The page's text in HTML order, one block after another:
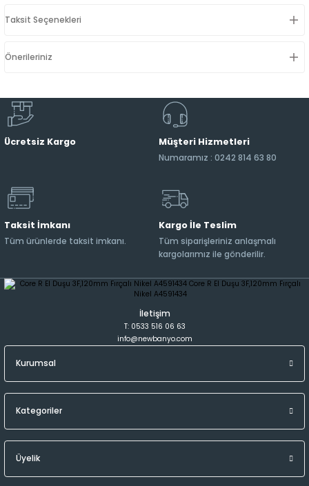
Taksit Seçenekleri
Önerileriniz
Ücretsiz Kargo Müşteri Hizmetleri
Numaramız : 0242 814 63 80
Taksit İmkanı
Tüm ürünlerde taksit imkanı.
Kargo İle Teslim
Tüm siparişleriniz anlaşmalı
kargolarımız ile gönderilir.
İletişim
T: 0533 516 06 63
info@newbanyo.com
Kurumsal
Kategoriler
Üyelik